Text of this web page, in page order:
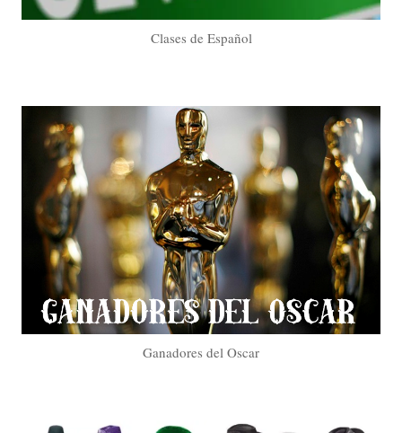
Clases de Español
Ganadores del Oscar